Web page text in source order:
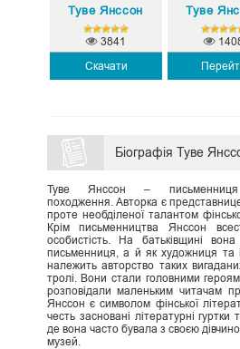
Туве Янссон
Скачати
3841
Туве
Біографія Туве
Туве Янссон – письменниця
походження. Авторка є
проте необділеної талантом
Крім письменництва Янссон
особистість. На батьківщині
письменниця, а й як художниця та
належить авторство таких
тролі. Вони стали головними
розповідали маленьким читачам
Янссон є символом фінської
честь засновані літературні гуртки
де вона часто бувала з своєю
музей.